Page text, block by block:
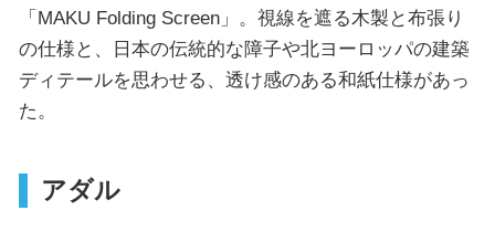
「MAKU Folding Screen」。視線を遮る木製と布張り
の仕様と、日本の伝統的な障子や北ヨーロッパの建築
ディテールを思わせる、透け感のある和紙仕様があっ
た。
アダル